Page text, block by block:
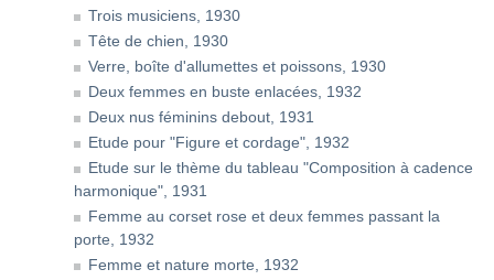
Trois musiciens, 1930
Tête de chien, 1930
Verre, boîte d'allumettes et poissons, 1930
Deux femmes en buste enlacées, 1932
Deux nus féminins debout, 1931
Etude pour "Figure et cordage", 1932
Etude sur le thème du tableau "Composition à cadence
harmonique", 1931
Femme au corset rose et deux femmes passant la
porte, 1932
Femme et nature morte, 1932